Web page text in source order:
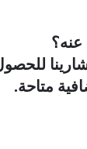
عنه؟
متاحة.